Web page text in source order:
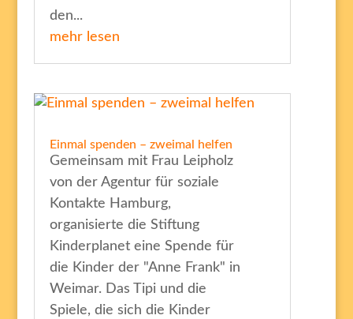
den...
mehr lesen
Einmal spenden – zweimal helfen
Gemeinsam mit Frau Leipholz
von der Agentur für soziale
Kontakte Hamburg,
organisierte die Stiftung
Kinderplanet eine Spende für
die Kinder der "Anne Frank" in
Weimar. Das Tipi und die
Spiele, die sich die Kinder